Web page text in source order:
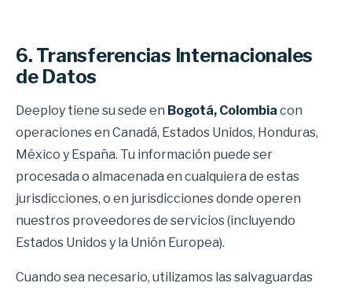
6. Transferencias Internacionales
de Datos
Deeploy tiene su sede en Bogotá, Colombia con
operaciones en Canadá, Estados Unidos, Honduras,
México y España. Tu información puede ser
procesada o almacenada en cualquiera de estas
jurisdicciones, o en jurisdicciones donde operen
nuestros proveedores de servicios (incluyendo
Estados Unidos y la Unión Europea).
Cuando sea necesario, utilizamos las salvaguardas